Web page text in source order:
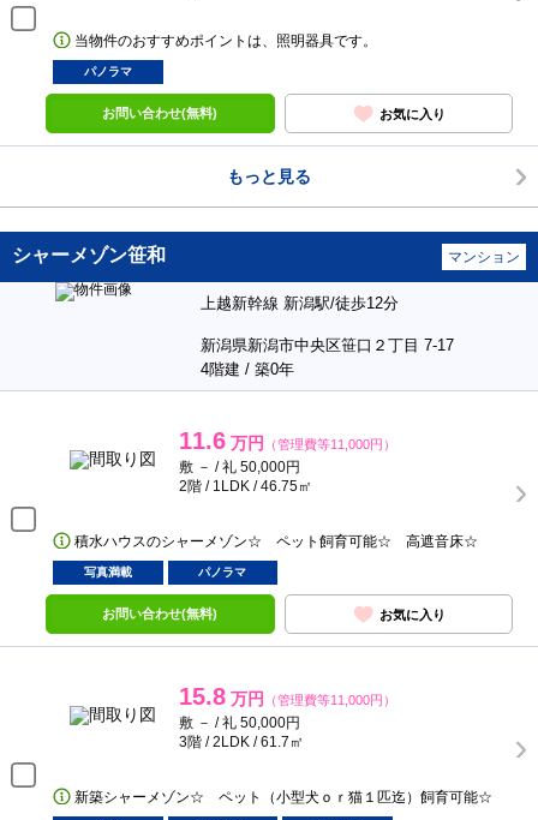
当物件のおすすめポイントは、照明器具です。
パノラマ
お問い合わせ(無料) お気に入り
もっと見る
シャーメゾン笹和 マンション
上越新幹線 新潟駅/徒歩12分
新潟県新潟市中央区笹口２丁目 7-17
4階建 / 築0年
11.6 万円 （管理費等11,000円）
敷 － / 礼 50,000円
2階 / 1LDK / 46.75㎡
積水ハウスのシャーメゾン☆ ペット飼育可能☆ 高遮音床☆
写真満載 パノラマ
お問い合わせ(無料) お気に入り
15.8 万円 （管理費等11,000円）
敷 － / 礼 50,000円
3階 / 2LDK / 61.7㎡
新築シャーメゾン☆ ペット（小型犬ｏｒ猫１匹迄）飼育可能☆